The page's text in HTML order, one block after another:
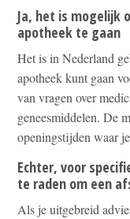
Ja, het is mogelijk
apotheek te gaan
Het is in Nederland
apotheek kunt gaan
van vragen over
geneesmiddelen. De
openingstijden waar
Echter, voor
te raden om een
Als je uitgebreid